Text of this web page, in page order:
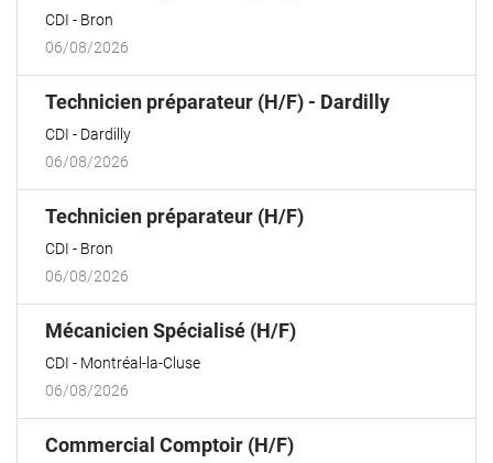
CDI
Bron
06/08/2026
Technicien préparateur (H/F) - Dardilly(Nouvelle
CDI
Dardilly
06/08/2026
Technicien préparateur (H/F)(Nouvelle
CDI
Bron
06/08/2026
Mécanicien Spécialisé (H/F)(Nouvelle
CDI
Montréal-la-Cluse
06/08/2026
Commercial Comptoir (H/F)(Nouvelle